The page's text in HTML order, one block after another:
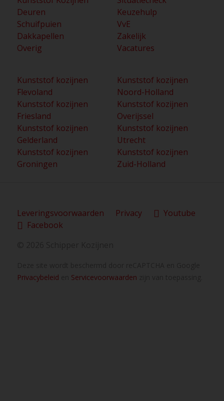
Deuren
Schuifpuien
Dakkapellen
Overig
Keuzehulp
VvE
Zakelijk
Vacatures
Kunststof kozijnen
Flevoland
Kunststof kozijnen
Friesland
Kunststof kozijnen
Gelderland
Kunststof kozijnen
Groningen
Kunststof kozijnen
Noord-Holland
Kunststof kozijnen
Overijssel
Kunststof kozijnen
Utrecht
Kunststof kozijnen
Zuid-Holland
Leveringsvoorwaarden Privacy
Youtube
Facebook
Privacybeleid
Servicevoorwaarden